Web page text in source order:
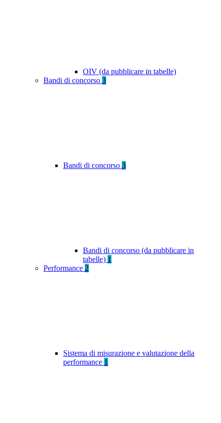
OIV (da pubblicare in tabelle)
Bandi di concorso 3
Bandi di concorso 3
Bandi di concorso (da pubblicare in
tabelle) 1
Performance 2
Sistema di misurazione e valutazione della
performance 1